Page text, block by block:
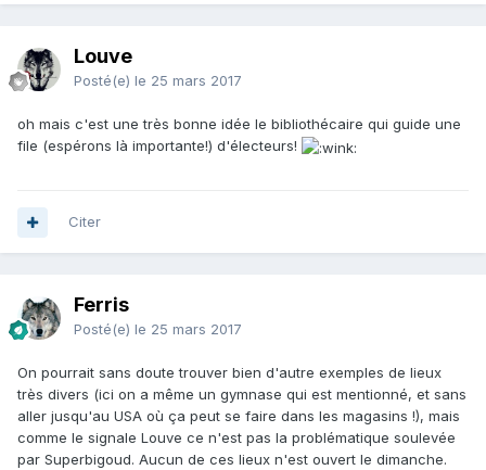
Louve
Posté(e) le 25 mars 2017
oh mais c'est une très bonne idée le bibliothécaire qui guide une
file (espérons là importante!) d'électeurs!
Citer
Ferris
Posté(e) le 25 mars 2017
On pourrait sans doute trouver bien d'autre exemples de lieux
très divers (ici on a même un gymnase qui est mentionné, et sans
aller jusqu'au USA où ça peut se faire dans les magasins !), mais
comme le signale Louve ce n'est pas la problématique soulevée
par Superbigoud. Aucun de ces lieux n'est ouvert le dimanche.